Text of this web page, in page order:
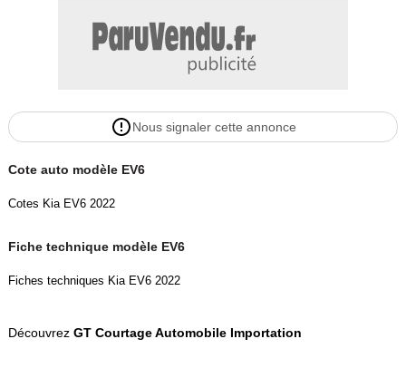
Nous signaler cette annonce
Cote auto modèle EV6
Cotes Kia EV6 2022
Fiche technique modèle EV6
Fiches techniques Kia EV6 2022
Découvrez GT Courtage Automobile Importation